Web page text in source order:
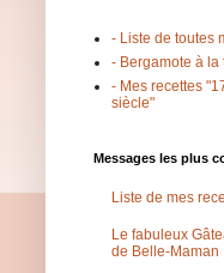
- Liste de toutes
- Bergamote à la
- Mes recettes
siècle"
Messages les plus
Liste de mes
Le fabuleux
de Belle-Maman